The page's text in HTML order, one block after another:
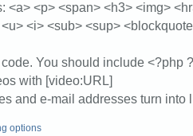
<a> <p> <span> <h3> <img>
<i> <sub> <sup>
You should include <?php
with [video:URL]
and e-mail addresses turn into
options